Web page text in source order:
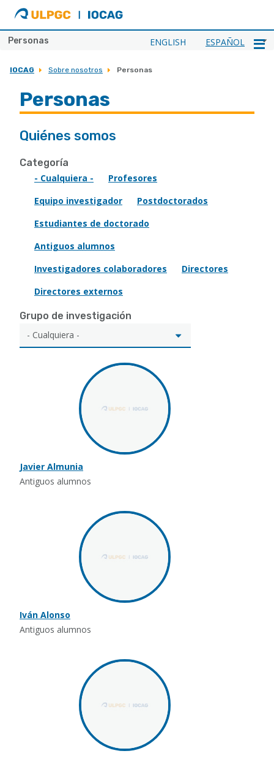
ULPGC
Ir
al
IOCAG
ENGLISH ESPAÑOL
Personas
IOCAG Sobre nosotros Personas
Personas
Quiénes somos
Categoría
- Cualquiera -
Profesores
Equipo investigador
Postdoctorados
Estudiantes de doctorado
Antiguos alumnos
Investigadores colaboradores
Directores
Directores externos
Grupo de investigación
Javier Almunia
Antiguos alumnos
Iván Alonso
Antiguos alumnos